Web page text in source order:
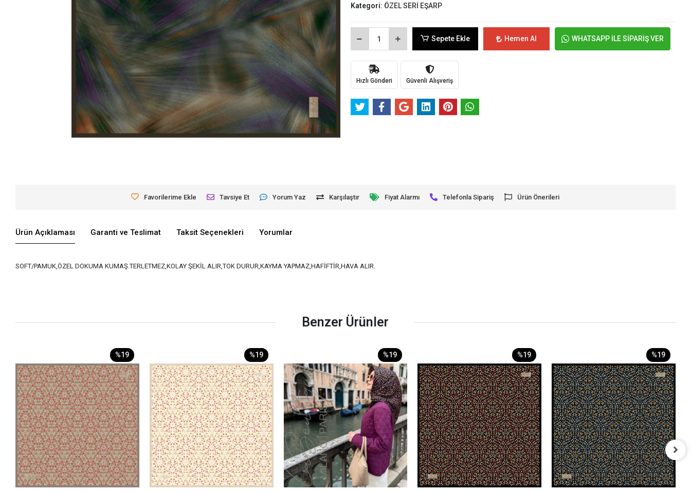
Kategori: ÖZEL SERİ EŞARP
Sepete Ekle Hemen Al WHATSAPP İLE SİPARİŞ VER
Hızlı Gönderi Güvenli Alışveriş
Favorilerime Ekle Tavsiye Et Yorum Yaz Karşılaştır Fiyat Alarmı Telefonla Sipariş Ürün Önerileri
Ürün Açıklaması Garanti ve Teslimat Taksit Seçenekleri Yorumlar
SOFT/PAMUK,ÖZEL DOKUMA KUMAŞ.TERLETMEZ,KOLAY ŞEKİL ALIR,TOK DURUR,KAYMA YAPMAZ,HAFİFTİR,HAVA ALIR.
Benzer Ürünler
%19 %19 %19 %19 %19